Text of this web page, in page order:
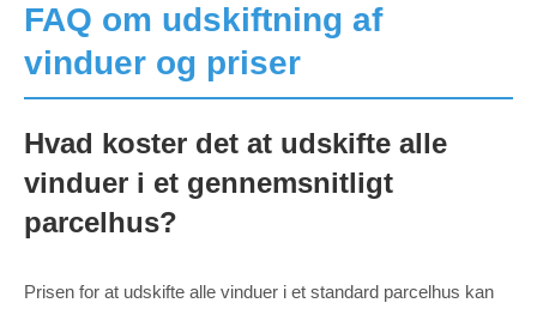
FAQ om udskiftning af
vinduer og priser
Hvad koster det at udskifte alle
vinduer i et gennemsnitligt
parcelhus?
Prisen for at udskifte alle vinduer i et standard parcelhus kan